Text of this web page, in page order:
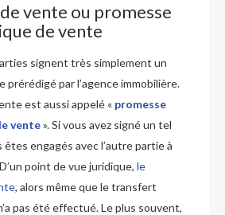
vente ou promesse
de vente
signent très simplement un
prérédigé par l’agence immobilière.
est aussi appelé « promesse
vente». Si vous avez signé un tel
engagés avec l’autre partie à
point de vue juridique, le
, alors même que le transfert
pas été effectué. Le plus souvent,